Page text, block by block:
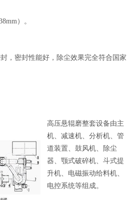
）。
，密封性能好，除尘效果完全符合国家
高压悬辊磨整套设备由主
机、减速机、分析机、管
道装置、鼓风机、除尘
器、颚式破碎机、斗式提
升机、电磁振动给料机、
电控系统等组成。